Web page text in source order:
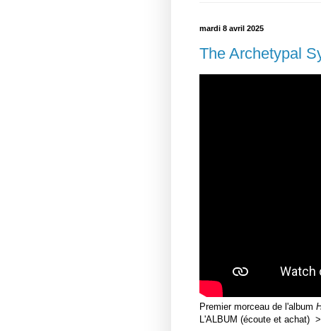
mardi 8 avril 2025
The Archetypal
Premier morceau de l'album
L'ALBUM (écoute et achat) >